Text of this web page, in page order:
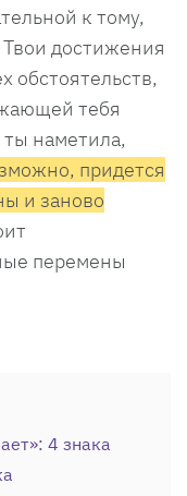
к тому,
достижения
обстоятельств,
тебя
наметила,
придется
и заново
перемены
4 знака